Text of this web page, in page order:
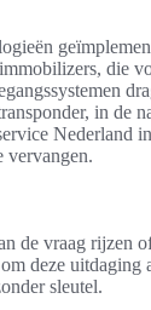
die
in de
Nederland
vervangen.
de vraag rijzen
deze uitdaging
sleutel.